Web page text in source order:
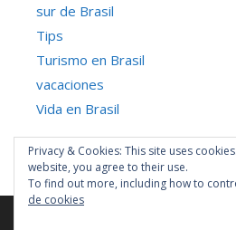
sur de Brasil
Tips
Turismo en Brasil
vacaciones
Vida en Brasil
Privacy & Cookies: This site uses
website, you agree to their use.
To find out more, including how to
de cookies